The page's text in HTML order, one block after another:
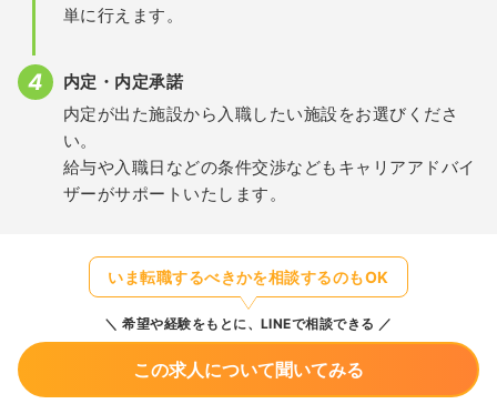
単に行えます。
内定・内定承諾
内定が出た施設から入職したい施設をお選びくださ
い。
給与や入職日などの条件交渉などもキャリアアドバイ
ザーがサポートいたします。
いま転職するべきかを相談するのもOK
希望や経験をもとに、LINEで相談できる
この求人について聞いてみる